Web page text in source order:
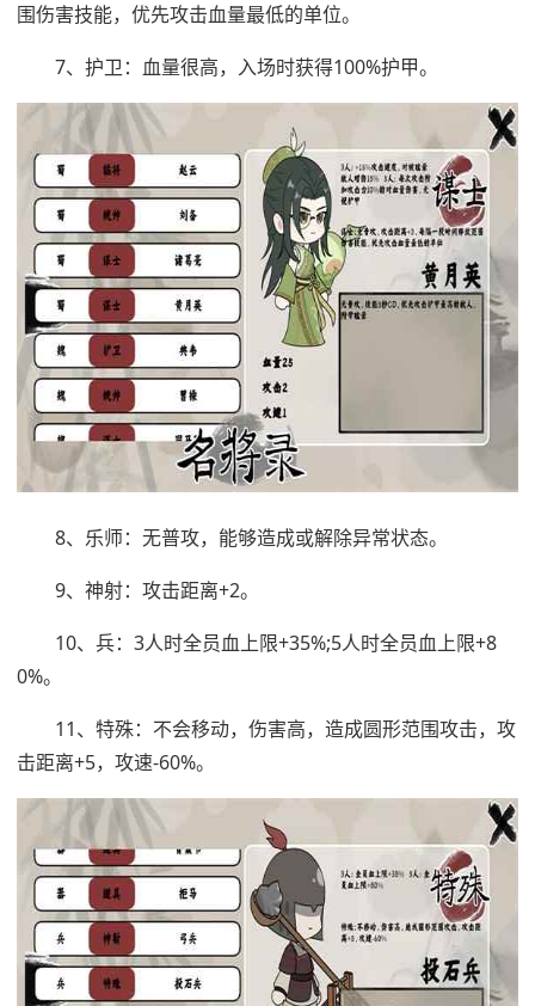
围伤害技能，优先攻击血量最低的单位。
7、护卫：血量很高，入场时获得100%护甲。
8、乐师：无普攻，能够造成或解除异常状态。
9、神射：攻击距离+2。
10、兵：3人时全员血上限+35%;5人时全员血上限+8
0%。
11、特殊：不会移动，伤害高，造成圆形范围攻击，攻
击距离+5，攻速-60%。